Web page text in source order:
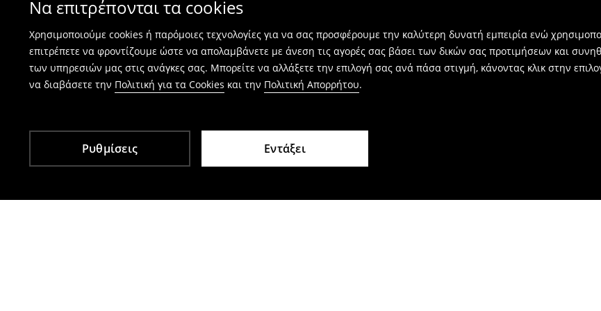
Να επιτρέπονται τα cookies
Χρησιμοποιούμε cookies ή παρόμοιες τεχνολογίες για να σας προσφέρουμε την καλύτερη δυνατή εμπειρία ενώ
επιτρέπετε να φροντίζουμε ώστε να απολαμβάνετε με άνεση τις αγορές σας βάσει των δικών σας προτιμήσεων και
των υπηρεσιών μας στις ανάγκες σας. Μπορείτε να αλλάξετε την επιλογή σας ανά πάσα στιγμή, κάνοντας κλικ στην
να διαβάσετε την Πολιτική για τα Cookies και την Πολιτική Απορρήτου.
Ρυθμίσεις Εντάξει
⟶Πώς γίνεται η επιστροφή προϊόντων